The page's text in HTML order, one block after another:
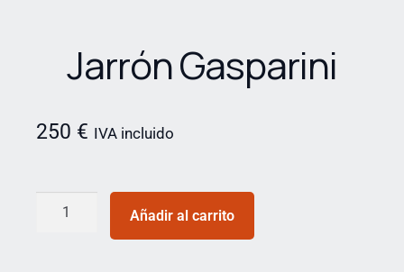
Jarrón Gasparini
250 € IVA incluido
Añadir al carrito